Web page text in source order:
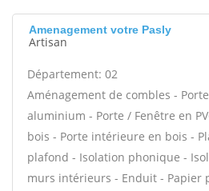
Amenagement votre Pasly
Artisan
Département: 02
Aménagement de combles -
aluminium - Porte / Fenêtre en
bois - Porte intérieure en bois -
plafond - Isolation phonique -
murs intérieurs - Enduit - Papier